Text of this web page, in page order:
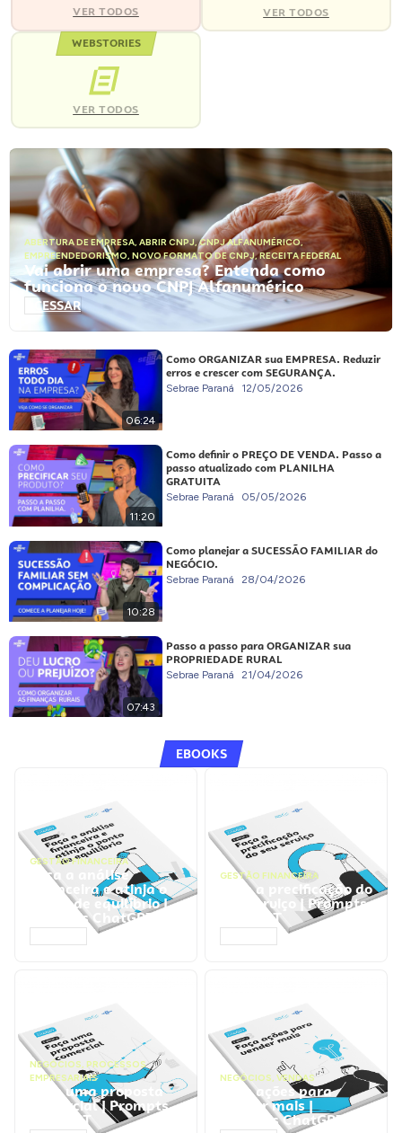
VER TODOS VER TODOS
WEBSTORIES
VER TODOS
ABERTURA DE EMPRESA, ABRIR CNPJ,CNPJ ALFANUMÉRICO,
EMPREENDEDORISMO, NOVO FORMATO DE CNPJ,RECEITA FEDERAL
Vai abrir uma empresa? Entenda como
funciona o novo CNPJ Alfanumérico
ACESSAR
06:24
Como ORGANIZAR sua EMPRESA. Reduzir
erros e crescer com SEGURANÇA.
Sebrae Paraná 12/05/2026
11:20
Como definir o PREÇO DE VENDA. Passo a
passo atualizado com PLANILHA
GRATUITA
Sebrae Paraná 05/05/2026
10:28
Como planejar a SUCESSÃO FAMILIAR do
NEGÓCIO.
Sebrae Paraná 28/04/2026
07:43
Passo a passo para ORGANIZAR sua
PROPRIEDADE RURAL
Sebrae Paraná 21/04/2026
EBOOKS
GESTÃO FINANCEIRA
Faça a análise
financeira e atinja o
ponto de equilíbrio |
Prompts ChatGPT
GESTÃO FINANCEIRA
Faça a precificação do
seu serviço | Prompts
ChatGPT
NEGÓCIOS, PROCESSOS
EMPRESARIAIS
Faça uma proposta
comercial | Prompts
ChatGPT
NEGÓCIOS, VENDAS
Faça ações para
vender mais |
Prompts ChatGPT